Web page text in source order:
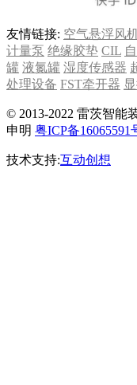
友情链接: 空气悬浮风
计量泵 绝缘胶垫 CIL
罐 液氮罐 湿度传感器
处理设备 FST牵开器
© 2013-2022 雷茨智能
申明 粤ICP备16065591
技术支持:互动创想